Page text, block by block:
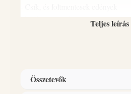
-foszfátmentes, klórmentes,
mentes, pálmaolaj mentes, vegán
-Újratölthető flakon
Teljes leírás
Összetevők